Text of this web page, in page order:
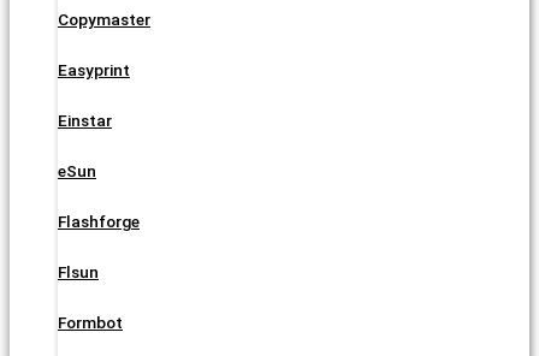
Copymaster
Easyprint
Einstar
eSun
Flashforge
Flsun
Formbot